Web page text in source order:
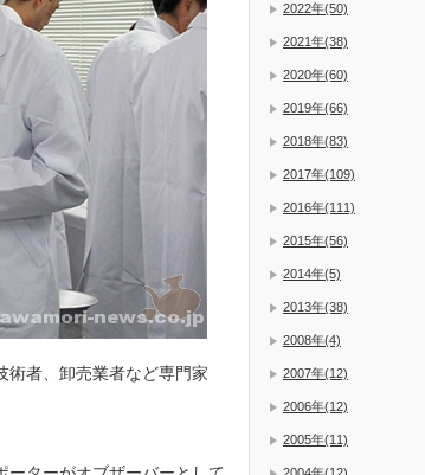
術者、卸売業者など専門家
2022年(50)
2021年(38)
2020年(60)
2019年(66)
2018年(83)
2017年(109)
2016年(111)
2015年(56)
2014年(5)
2013年(38)
2008年(4)
2007年(12)
2006年(12)
2005年(11)